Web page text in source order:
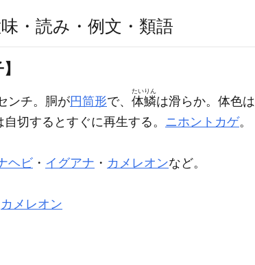
味・読み・例文・類語
ンチ。胴が円筒形で、 体鱗
たいりん
は滑らか。体色は
自切するとすぐに再生する。 ニホントカゲ。
ヘビ ・ イグアナ ・ カメレオンなど。
カメレオン